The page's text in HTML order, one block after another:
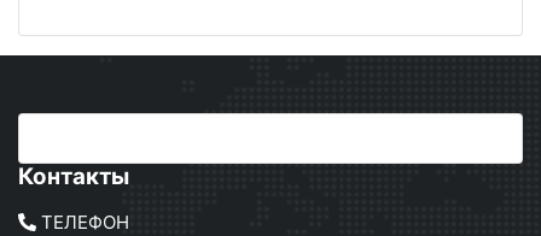
Контакты
ТЕЛЕФОН